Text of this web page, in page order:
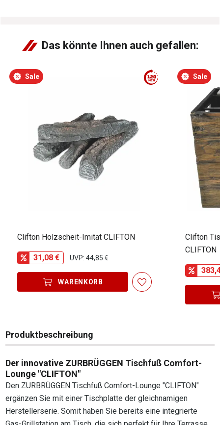
Das könnte Ihnen auch gefallen:
Sale
Clifton Holzscheit-Imitat CLIFTON
31,08 € UVP: 44,85 €
WARENKORB
Sale
Clifton
CLIFTON
Produktbeschreibung
Der innovative ZURBRÜGGEN Tischfuß Comfort-
Lounge "CLIFTON"
Den ZURBRÜGGEN Tischfuß Comfort-Lounge "CLIFTON"
ergänzen Sie mit einer Tischplatte der gleichnamigen
Herstellerserie. Somit haben Sie bereits eine integrierte